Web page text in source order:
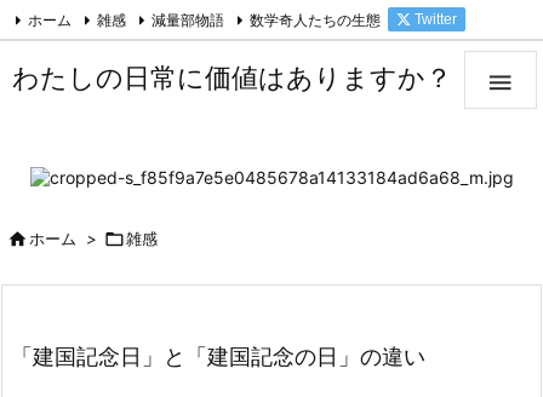

ホーム 雑感 減量部物語 数学奇人たちの生態 Twitter
わたしの日常に価値はありますか？
ホーム > 雑感
「建国記念日」と「建国記念の日」の違い